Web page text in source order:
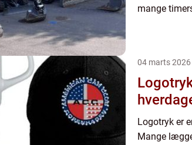
mange
04 marts 2026
Logotryk er
Mange